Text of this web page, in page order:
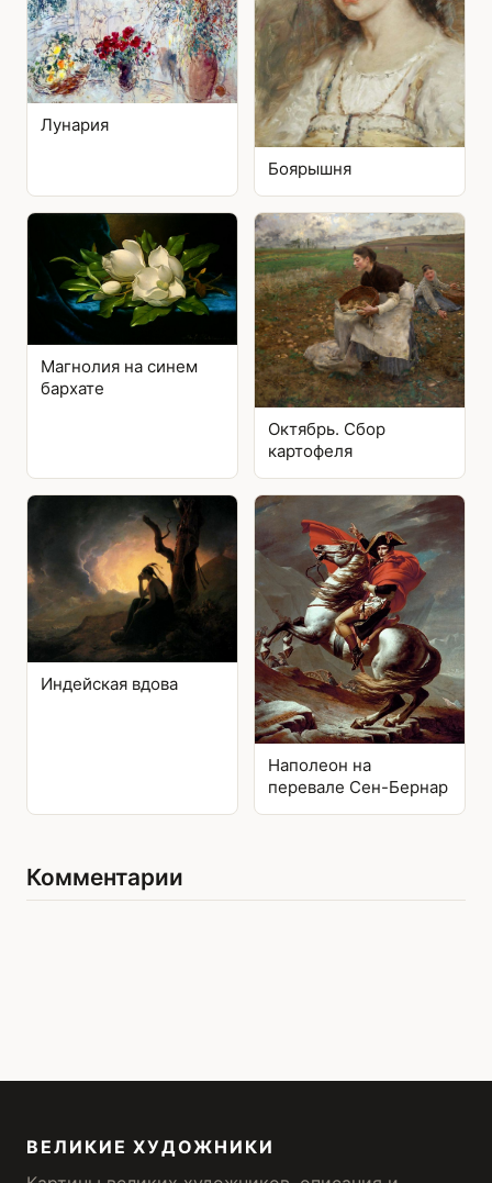
Лунария
Боярышня
Магнолия на синем
бархате
Октябрь. Сбор
картофеля
Индейская вдова
Наполеон на
перевале Сен-Бернар
Комментарии
ВЕЛИКИЕ ХУДОЖНИКИ